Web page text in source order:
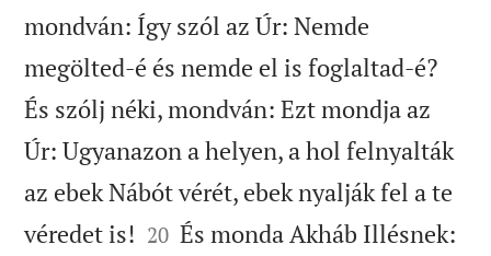
mondván: Így szól az Úr: Nemde
megölted-é és nemde el is foglaltad-é?
És szólj néki, mondván: Ezt mondja az
Úr: Ugyanazon a helyen, a hol felnyalták
az ebek Nábót vérét, ebek nyalják fel a te
véredet is! 

20 És monda Akháb Illésnek: